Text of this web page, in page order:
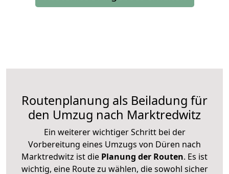
Routenplanung als Beiladung für
den Umzug nach Marktredwitz
Ein weiterer wichtiger Schritt bei der
Vorbereitung eines Umzugs von Düren nach
Marktredwitz ist die Planung der Routen. Es ist
wichtig, eine Route zu wählen, die sowohl sicher